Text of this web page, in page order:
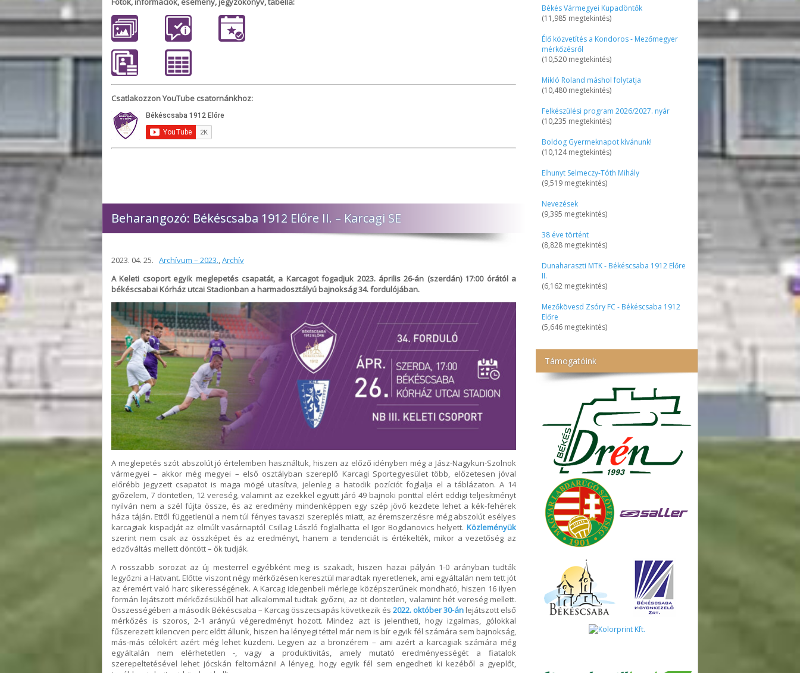
Békés Vármegyei Kupadöntők
(11,985 megtekintés)
Élő közvetítés a Kondoros - Mezőmegyer
mérkőzésről
(10,520 megtekintés)
Mikló Roland máshol folytatja
(10,480 megtekintés)
Felkészülési program 2026/2027. nyár
(10,235 megtekintés)
Boldog Gyermeknapot kívánunk!
(10,124 megtekintés)
Elhunyt Selmeczy-Tóth Mihály
(9,519 megtekintés)
Nevezések
(9,395 megtekintés)
38 éve történt
(8,828 megtekintés)
Dunaharaszti MTK - Békéscsaba 1912 Előre
II.
(6,162 megtekintés)
Mezőkövesd Zsóry FC - Békéscsaba 1912
Előre
(5,646 megtekintés)
Támogatóink
Csatlakozzon YouTube csatornánkhoz:
Beharangozó: Békéscsaba 1912 Előre II. – Karcagi SE
2023. 04. 25. Archívum – 2023.,Archív
A Keleti csoport egyik meglepetés csapatát, a Karcagot fogadjuk 2023. április 26-án (szerdán) 17:00 órától a
békéscsabai Kórház utcai Stadionban a harmadosztályú bajnokság 34. fordulójában.
A meglepetés szót abszolút jó értelemben használtuk, hiszen az előző idényben még a Jász-Nagykun-Szolnok
vármegyei – akkor még megyei – első osztályban szereplő Karcagi Sportegyesület több, előzetesen jóval
előrébb jegyzett csapatot is maga mögé utasítva, jelenleg a hatodik pozíciót foglalja el a táblázaton. A 14
győzelem, 7 döntetlen, 12 vereség, valamint az ezekkel együtt járó 49 bajnoki ponttal elért eddigi teljesítményt
nyilván nem a szél fújta össze, és az eredmény mindenképpen egy szép jövő kezdete lehet a kék-fehérek
háza táján. Ettől függetlenül a nem túl fényes tavaszi szereplés miatt, az éremszerzésre még abszolút esélyes
karcagiak kispadját az elmúlt vasárnaptól Csillag László foglalhatta el Igor Bogdanovics helyett. Közleményük
szerint nem csak az összképet és az eredményt, hanem a tendenciát is értékelték, mikor a vezetőség az
edzőváltás mellett döntött – ők tudják.
A rosszabb sorozat az új mesterrel egyébként meg is szakadt, hiszen hazai pályán 1-0 arányban tudták
legyőzni a Hatvant. Előtte viszont négy mérkőzésen keresztül maradtak nyeretlenek, ami egyáltalán nem tett jót
az éremért való harc sikerességének. A Karcag idegenbeli mérlege középszerűnek mondható, hiszen 16 ilyen
formán lejátszott mérkőzésükből hat alkalommal tudtak győzni, az öt döntetlen, valamint hét vereség mellett.
Összességében a második Békéscsaba – Karcag összecsapás következik és 2022. október 30-án lejátszott első
mérkőzés is szoros, 2-1 arányú végeredményt hozott. Mindez azt is jelentheti, hogy izgalmas, gólokkal
fűszerezett kilencven perc előtt állunk, hiszen ha lényegi téttel már nem is bír egyik fél számára sem bajnokság,
más-más célokért azért még lehet küzdeni. Legyen az a bronzérem – ami azért a karcagiak számára még
egyáltalán nem elérhetetlen -, vagy a produktivitás, amely mutató eredményességét a fiatalok
szerepeltetésével lehet jócskán feltornázni! A lényeg, hogy egyik fél sem engedheti ki kezéből a gyeplőt,